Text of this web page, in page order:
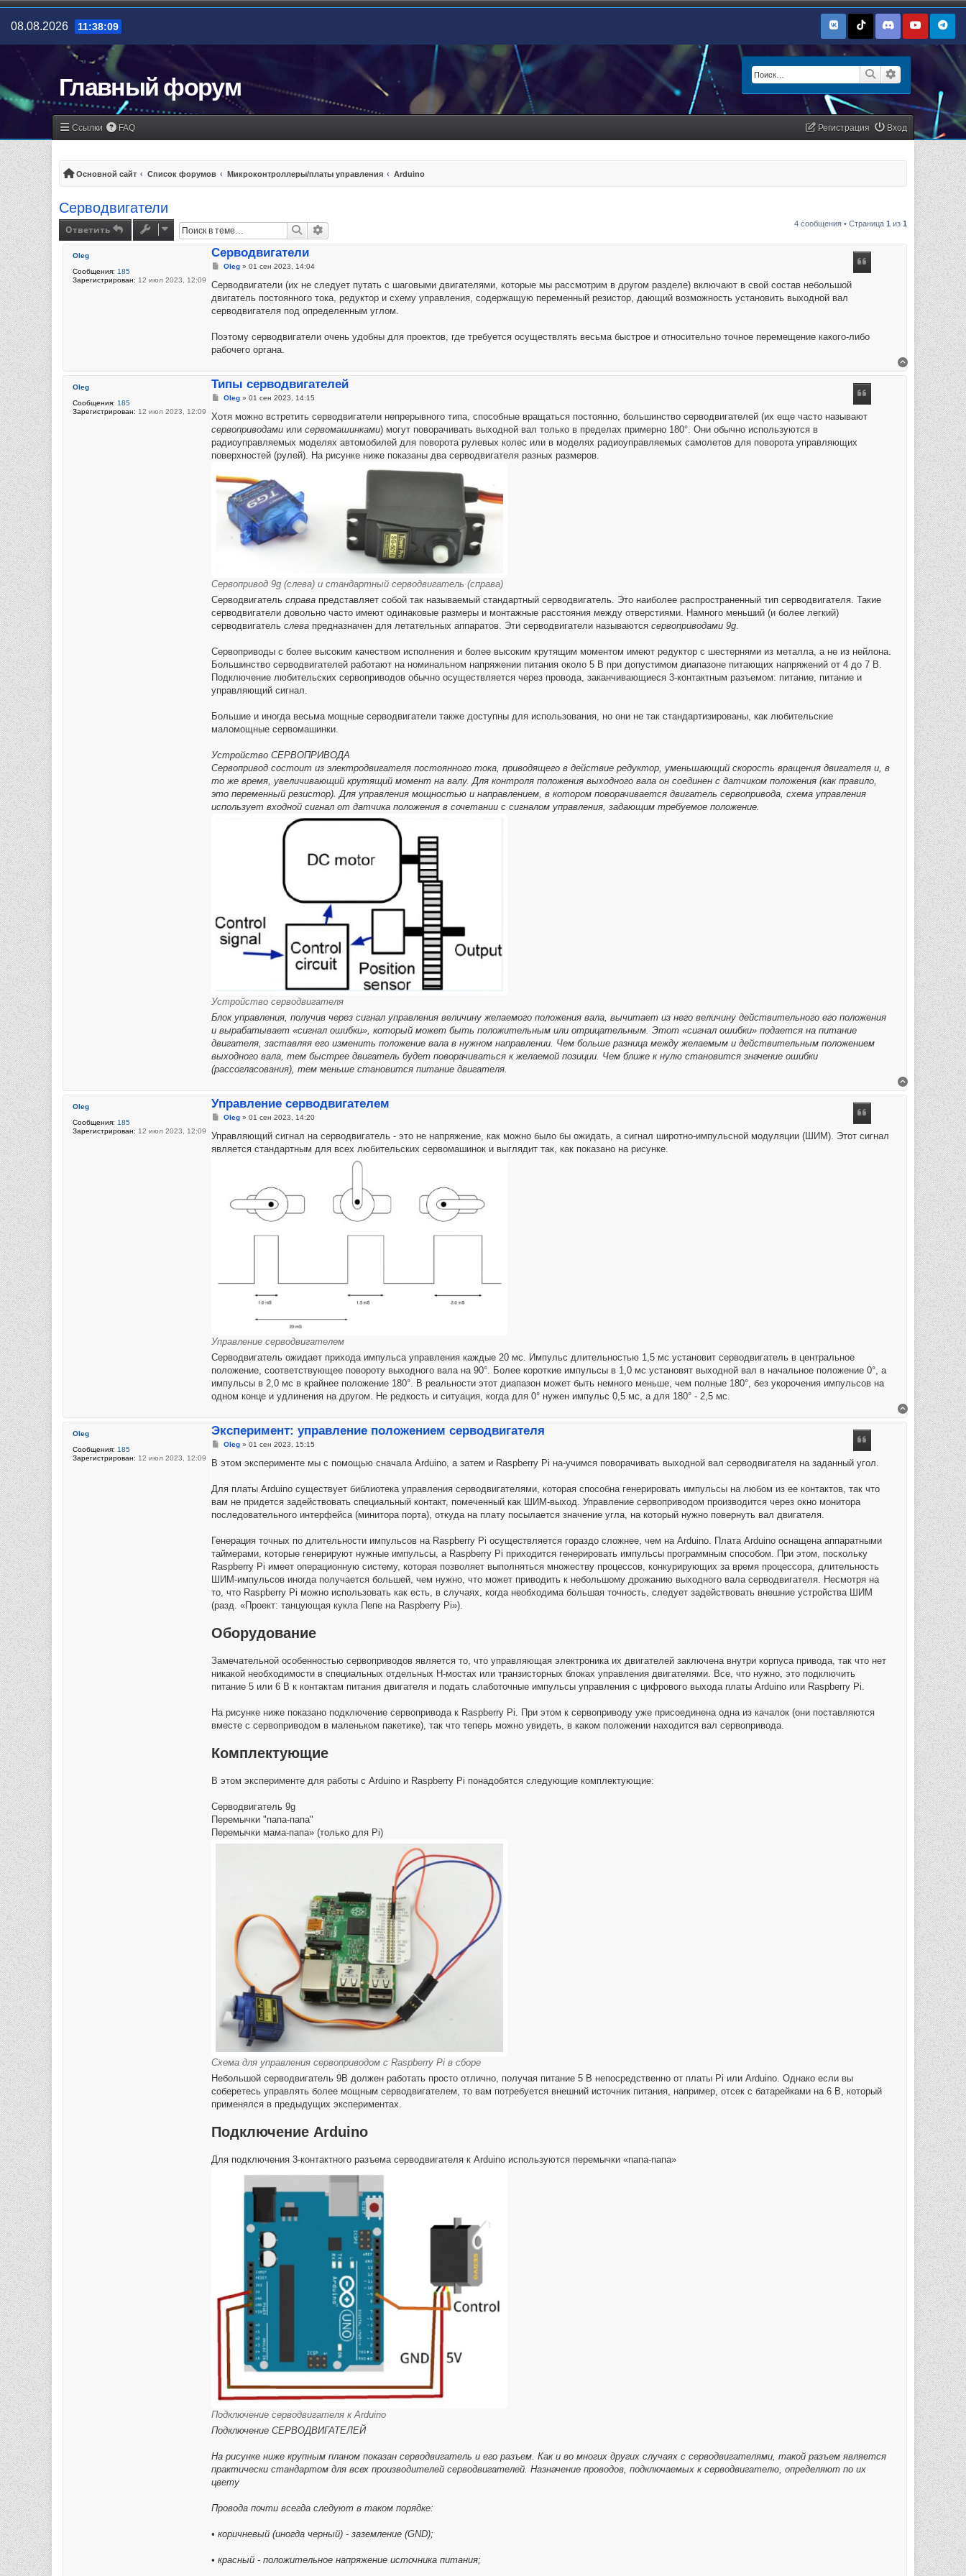
08.08.2026 11:38:10
Главный форум Поиск Расширенный
Ссылки FAQ Вход
Регистрация
Основной сайт Список форумов Микроконтроллеры/платы управления Arduino
Серводвигатели
Ответить Поиск 4 сообщения • Страница 1 из 1
Oleg
Сообщения: 185
Зарегистрирован: 12 июл 2023, 12:09
Серводвигатели
Сообщение
Oleg» 01 сен 2023, 14:04
Серводвигатели (их не следует путать с шаговыми двигателями, которые мы рассмотрим в другом разделе) включают в свой состав небольшой
двигатель постоянного тока, редуктор и схему управления, содержащую переменный резистор, дающий возможность установить выходной вал
серводвигателя под определенным углом.
Поэтому серводвигатели очень удобны для проектов, где требуется осуществлять весьма быстрое и относительно точное перемещение какого-либо
рабочего органа.
Вернуться к
Oleg
Сообщения: 185
Зарегистрирован: 12 июл 2023, 12:09
Типы серводвигателей
Сообщение
Oleg» 01 сен 2023, 14:15
Хотя можно встретить серводвигатели непрерывного типа, способные вращаться постоянно, большинство серводвигателей (их еще часто называют
сервоприводами или сервомашинками) могут поворачивать выходной вал только в пределах примерно 180°. Они обычно используются в
радиоуправляемых моделях автомобилей для поворота рулевых колес или в моделях радиоуправляемых самолетов для поворота управляющих
поверхностей (рулей). На рисунке ниже показаны два серводвигателя разных размеров.
Сервопривод 9g (слева) и стандартный серводвигатель (справа)
Серводвигатель справа представляет собой так называемый стандартный серводвигатель. Это наиболее распространенный тип серводвигателя. Такие
серводвигатели довольно часто имеют одинаковые размеры и монтажные расстояния между отверстиями. Намного меньший (и более легкий)
серводвигатель слева предназначен для летательных аппаратов. Эти серводвигатели называются сервоприводами 9g.
Сервоприводы с более высоким качеством исполнения и более высоким крутящим моментом имеют редуктор с шестернями из металла, а не из нейлона.
Большинство серводвигателей работают на номинальном напряжении питания около 5 В при допустимом диапазоне питающих напряжений от 4 до 7 В.
Подключение любительских сервоприводов обычно осуществляется через провода, заканчивающиеся 3-контактным разъемом: питание, питание и
управляющий сигнал.
Большие и иногда весьма мощные серводвигатели также доступны для использования, но они не так стандартизированы, как любительские
маломощные сервомашинки.
Устройство СЕРВОПРИВОДА
Сервопривод состоит из электродвигателя постоянного тока, приводящего в действие редуктор, уменьшающий скорость вращения двигателя и, в
то же время, увеличивающий крутящий момент на валу. Для контроля положения выходного вала он соединен с датчиком положения (как правило,
это переменный резистор). Для управления мощностью и направлением, в котором поворачивается двигатель сервопривода, схема управления
использует входной сигнал от датчика положения в сочетании с сигналом управления, задающим требуемое положение.
Устройство серводвигателя
Блок управления, получив через сигнал управления величину желаемого положения вала, вычитает из него величину действительного его положения
и вырабатывает «сигнал ошибки», который может быть положительным или отрицательным. Этот «сигнал ошибки» подается на питание
двигателя, заставляя его изменить положение вала в нужном направлении. Чем больше разница между желаемым и действительным положением
выходного вала, тем быстрее двигатель будет поворачиваться к желаемой позиции. Чем ближе к нулю становится значение ошибки
(рассогласования), тем меньше становится питание двигателя.
Вернуться к
Oleg
Сообщения: 185
Зарегистрирован: 12 июл 2023, 12:09
Управление серводвигателем
Сообщение
Oleg» 01 сен 2023, 14:20
Управляющий сигнал на серводвигатель - это не напряжение, как можно было бы ожидать, а сигнал широтно-импульсной модуляции (ШИМ). Этот сигнал
является стандартным для всех любительских сервомашинок и выглядит так, как показано на рисунке.
Управление серводвигателем
Серводвигатель ожидает прихода импульса управления каждые 20 мс. Импульс длительностью 1,5 мс установит серводвигатель в центральное
положение, соответствующее повороту выходного вала на 90°. Более короткие импульсы в 1,0 мс установят выходной вал в начальное положение 0°, а
импульсы в 2,0 мс в крайнее положение 180°. В реальности этот диапазон может быть немного меньше, чем полные 180°, без укорочения импульсов на
одном конце и удлинения на другом. Не редкость и ситуация, когда для 0° нужен импульс 0,5 мс, а для 180° - 2,5 мс.
Вернуться к
Oleg
Сообщения: 185
Зарегистрирован: 12 июл 2023, 12:09
Эксперимент: управление положением серводвигателя
Сообщение
Oleg» 01 сен 2023, 15:15
В этом эксперименте мы с помощью сначала Arduino, а затем и Raspberry Pi на-учимся поворачивать выходной вал серводвигателя на заданный угол.
Для платы Arduino существует библиотека управления серводвигателями, которая способна генерировать импульсы на любом из ее контактов, так что
вам не придется задействовать специальный контакт, помеченный как ШИМ-выход. Управление сервоприводом производится через окно монитора
последовательного интерфейса (минитора порта), откуда на плату посылается значение угла, на который нужно повернуть вал двигателя.
Генерация точных по длительности импульсов на Raspberry Pi осуществляется гораздо сложнее, чем на Arduino. Плата Arduino оснащена аппаратными
таймерами, которые генерируют нужные импульсы, а Raspberry Pi приходится генерировать импульсы программным способом. При этом, поскольку
Raspberry Pi имеет операционную систему, которая позволяет выполняться множеству процессов, конкурирующих за время процессора, длительность
ШИМ-импульсов иногда получается большей, чем нужно, что может приводить к небольшому дрожанию выходного вала серводвигателя. Несмотря на
то, что Raspberry Pi можно использовать как есть, в случаях, когда необходима большая точность, следует задействовать внешние устройства ШИМ
(разд. «Проект: танцующая кукла Пепе на Raspberry Pi»).
Оборудование
Замечательной особенностью сервоприводов является то, что управляющая электроника их двигателей заключена внутри корпуса привода, так что нет
никакой необходимости в специальных отдельных Н-мостах или транзисторных блоках управления двигателями. Все, что нужно, это подключить
питание 5 или 6 В к контактам питания двигателя и подать слаботочные импульсы управления с цифрового выхода платы Arduino или Raspberry Pi.
На рисунке ниже показано подключение сервопривода к Raspberry Pi. При этом к сервоприводу уже присоединена одна из качалок (они поставляются
вместе с сервоприводом в маленьком пакетике), так что теперь можно увидеть, в каком положении находится вал сервопривода.
Комплектующие
В этом эксперименте для работы с Arduino и Raspberry Pi понадобятся следующие комплектующие:
Серводвигатель 9g
Перемычки "папа-папа"
Перемычки мама-папа» (только для Рі)
Схема для управления сервоприводом с Raspberry Pi в сборе
Небольшой серводвигатель 9В должен работать просто отлично, получая питание 5 В непосредственно от платы Рі или Arduino. Однако если вы
соберетесь управлять более мощным серводвигателем, то вам потребуется внешний источник питания, например, отсек с батарейками на 6 В, который
применялся в предыдущих экспериментах.
Подключение Arduino
Для подключения 3-контактного разъема серводвигателя к Arduino используются перемычки «папа-папа»
Подключение серводвигателя к Arduino
Подключение СЕРВОДВИГАТЕЛЕЙ
На рисунке ниже крупным планом показан серводвигатель и его разъем. Как и во многих других случаях с серводвигателями, такой разъем является
практически стандартом для всех производителей серводвигателей. Назначение проводов, подключаемых к серводвигателю, определяют по их
цвету
Провода почти всегда следуют в таком порядке:
• коричневый (иногда черный) - заземление (GND);
• красный - положительное напряжение источника питания;